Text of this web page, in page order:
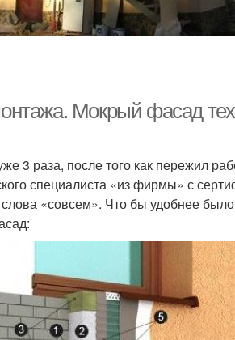
Мокрый фасад
3 раза, после того как пережил
специалиста «из фирмы» с
слова «совсем». Что бы удобнее